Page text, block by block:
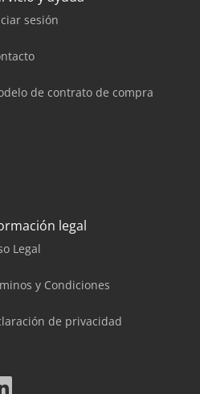
sesión
de contrato de compra
legal
Legal
y Condiciones
de privacidad